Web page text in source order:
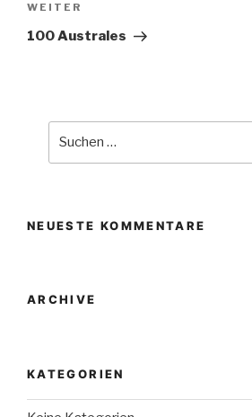
Nächster
Beitrag
WEITER
100 Australes
NEUESTE KOMMENTARE
ARCHIVE
KATEGORIEN